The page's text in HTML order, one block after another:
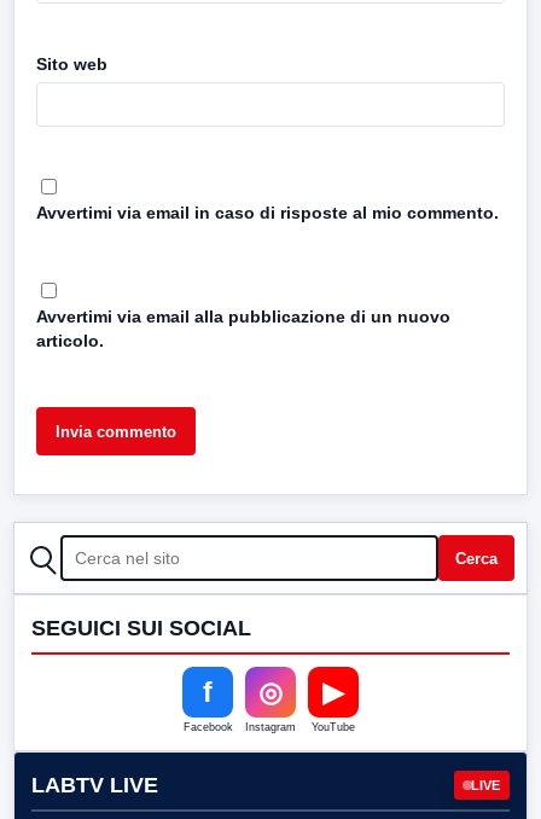
Sito web
Avvertimi via email in caso di risposte al mio commento.
Avvertimi via email alla pubblicazione di un nuovo
articolo.
CERCA Cerca
SEGUICI SUI SOCIAL
f
Facebook
◎
Instagram
▶
YouTube
LABTV LIVE LIVE